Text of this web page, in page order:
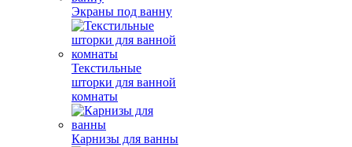
Экраны под ванну
Текстильные
шторки для ванной
комнаты
Карнизы для ванны